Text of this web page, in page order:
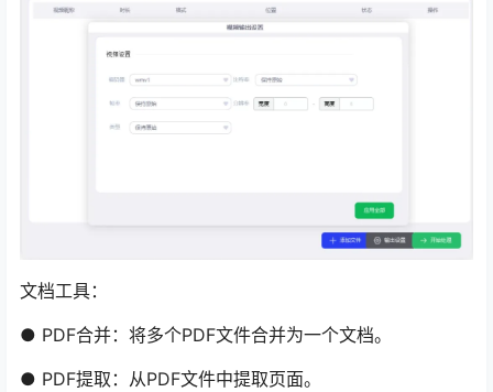
文档工具：
● PDF合并：将多个PDF文件合并为一个文档。
● PDF提取：从PDF文件中提取页面。